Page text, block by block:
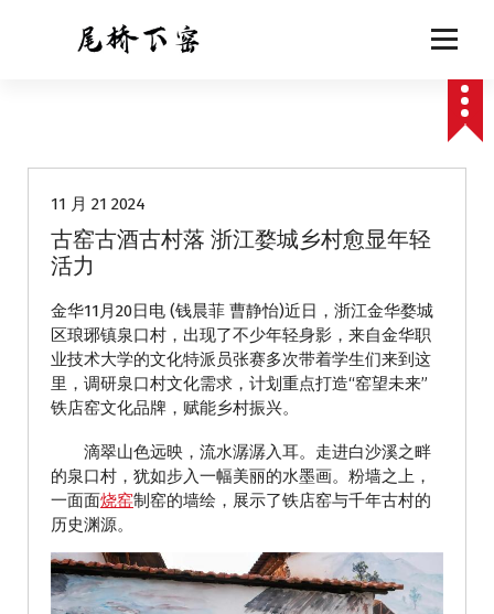
11 月 21 2024
古窑古酒古村落 浙江婺城乡村愈显年轻
活力
金华11月20日电 (钱晨菲 曹静怡)近日，浙江金华婺城
区琅琊镇泉口村，出现了不少年轻身影，来自金华职
业技术大学的文化特派员张赛多次带着学生们来到这
里，调研泉口村文化需求，计划重点打造“窑望未来”
铁店窑文化品牌，赋能乡村振兴。
滴翠山色远映，流水潺潺入耳。走进白沙溪之畔
的泉口村，犹如步入一幅美丽的水墨画。粉墙之上，
一面面烧窑制窑的墙绘，展示了铁店窑与千年古村的
历史渊源。